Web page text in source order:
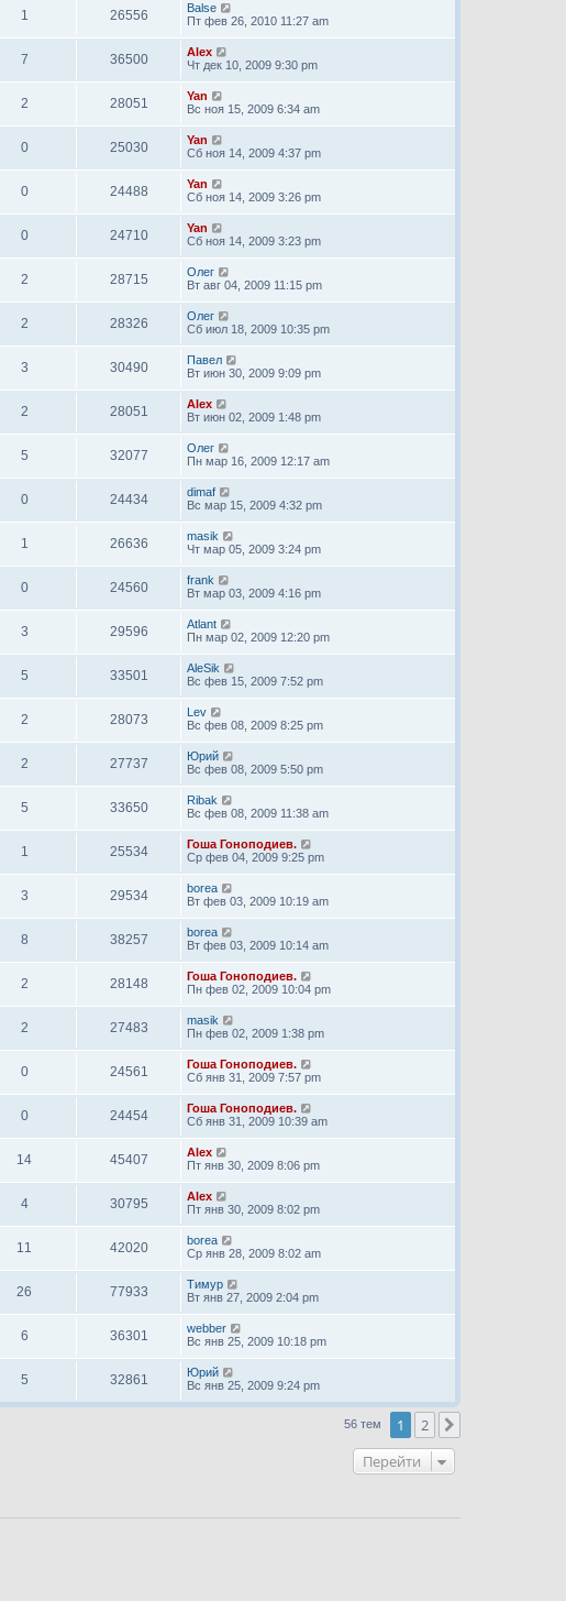
1 26556
Balse
Пт фев 26, 2010 11:27 am
7 36500
Alex
Чт дек 10, 2009 9:30 pm
2 28051
Yan
Вс ноя 15, 2009 6:34 am
0 25030
Yan
Сб ноя 14, 2009 4:37 pm
0 24488
Yan
Сб ноя 14, 2009 3:26 pm
0 24710
Yan
Сб ноя 14, 2009 3:23 pm
2 28715
Олег
Вт авг 04, 2009 11:15 pm
2 28326
Олег
Сб июл 18, 2009 10:35 pm
3 30490
Павел
Вт июн 30, 2009 9:09 pm
2 28051
Alex
Вт июн 02, 2009 1:48 pm
5 32077
Олег
Пн мар 16, 2009 12:17 am
0 24434
dimaf
Вс мар 15, 2009 4:32 pm
1 26636
masik
Чт мар 05, 2009 3:24 pm
0 24560
frank
Вт мар 03, 2009 4:16 pm
3 29596
Atlant
Пн мар 02, 2009 12:20 pm
5 33501
AleSik
Вс фев 15, 2009 7:52 pm
2 28073
Lev
Вс фев 08, 2009 8:25 pm
2 27737
Юрий
Вс фев 08, 2009 5:50 pm
5 33650
Ribak
Вс фев 08, 2009 11:38 am
1 25534
Гоша Гоноподиев.
Ср фев 04, 2009 9:25 pm
3 29534
borea
Вт фев 03, 2009 10:19 am
8 38257
borea
Вт фев 03, 2009 10:14 am
2 28148
Гоша Гоноподиев.
Пн фев 02, 2009 10:04 pm
2 27483
masik
Пн фев 02, 2009 1:38 pm
0 24561
Гоша Гоноподиев.
Сб янв 31, 2009 7:57 pm
0 24454
Гоша Гоноподиев.
Сб янв 31, 2009 10:39 am
14 45407
Alex
Пт янв 30, 2009 8:06 pm
4 30795
Alex
Пт янв 30, 2009 8:02 pm
11 42020
borea
Ср янв 28, 2009 8:02 am
26 77933
Тимур
Вт янв 27, 2009 2:04 pm
6 36301
webber
Вс янв 25, 2009 10:18 pm
5 32861
Юрий
Вс янв 25, 2009 9:24 pm
56 тем 1 2
Перейти